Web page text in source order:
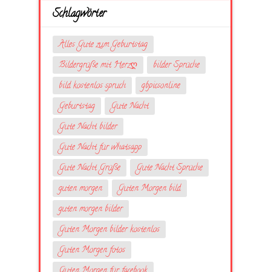
Schlagwörter
Alles Gute zum Geburtstag
Bildergrüße mit Herzღ
bilder Sprüche
bild kostenlos spruch
gbpicsonline
Geburtstag
Gute Nacht
Gute Nacht bilder
Gute Nacht für whatsapp
Gute Nacht Grüße
Gute Nacht Sprüche
guten morgen
Guten Morgen bild
guten morgen bilder
Guten Morgen bilder kostenlos
Guten Morgen fotos